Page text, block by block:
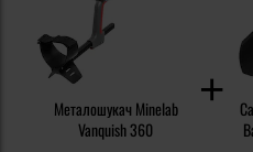
Металошукач Minelab
Vanquish 360